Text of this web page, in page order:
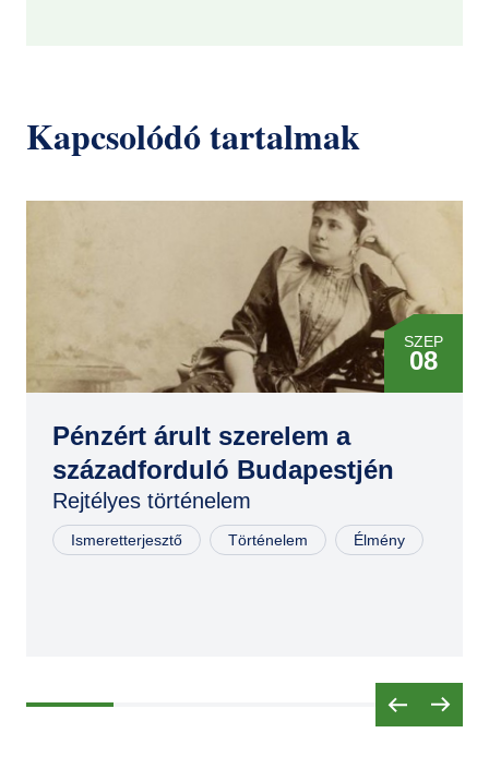
Kapcsolódó tartalmak
SZEP
08
Pénzért árult szerelem a
századforduló Budapestjén
Rejtélyes történelem
Ismeretterjesztő Történelem Élmény